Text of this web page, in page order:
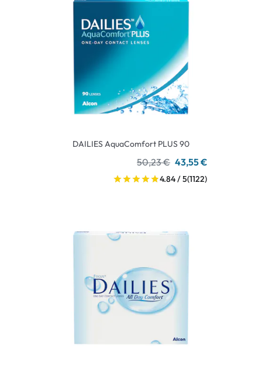
DAILIES AquaComfort PLUS 90
50,23 € 43,55 €
4.84 / 5(1122)